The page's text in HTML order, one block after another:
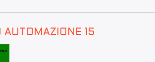
AUTOMAZIONE 15